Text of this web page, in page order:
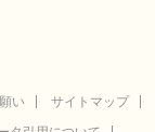
い
サイトマップ